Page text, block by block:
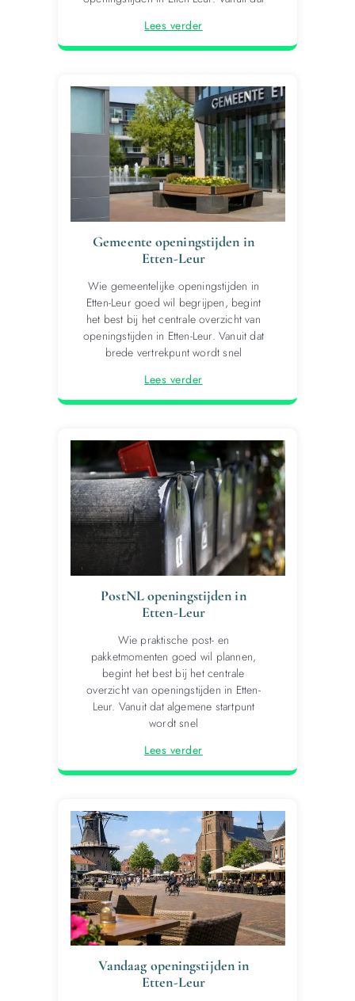
Lees verder
Gemeente openingstijden in
Etten-Leur
Wie gemeentelijke openingstijden in
Etten-Leur goed wil begrijpen, begint
het best bij het centrale overzicht van
openingstijden in Etten-Leur. Vanuit dat
brede vertrekpunt wordt snel
Lees verder
PostNL openingstijden in
Etten-Leur
Wie praktische post- en
pakketmomenten goed wil plannen,
begint het best bij het centrale
overzicht van openingstijden in Etten-
Leur. Vanuit dat algemene startpunt
wordt snel
Lees verder
Vandaag openingstijden in
Etten-Leur